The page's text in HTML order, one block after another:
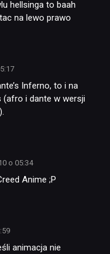
hellsinga to baah
na lewo prawo
Inferno, to i na
(afro i dante w wersji
o 05:34
Anime ;P
animacja nie